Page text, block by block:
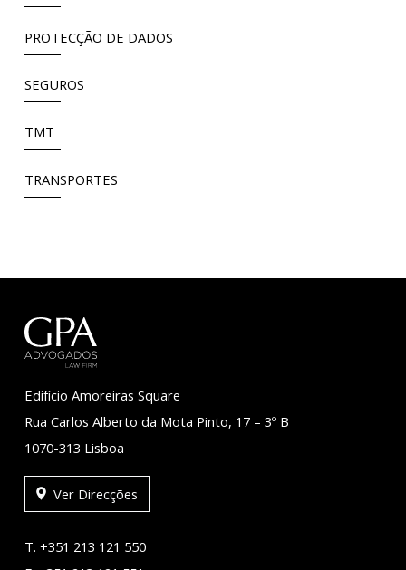
PROTECÇÃO DE DADOS
SEGUROS
TMT
TRANSPORTES
Edifício Amoreiras Square
Rua Carlos Alberto da Mota Pinto, 17 – 3º B
1070-313 Lisboa
Ver Direcções
T. +351 213 121 550